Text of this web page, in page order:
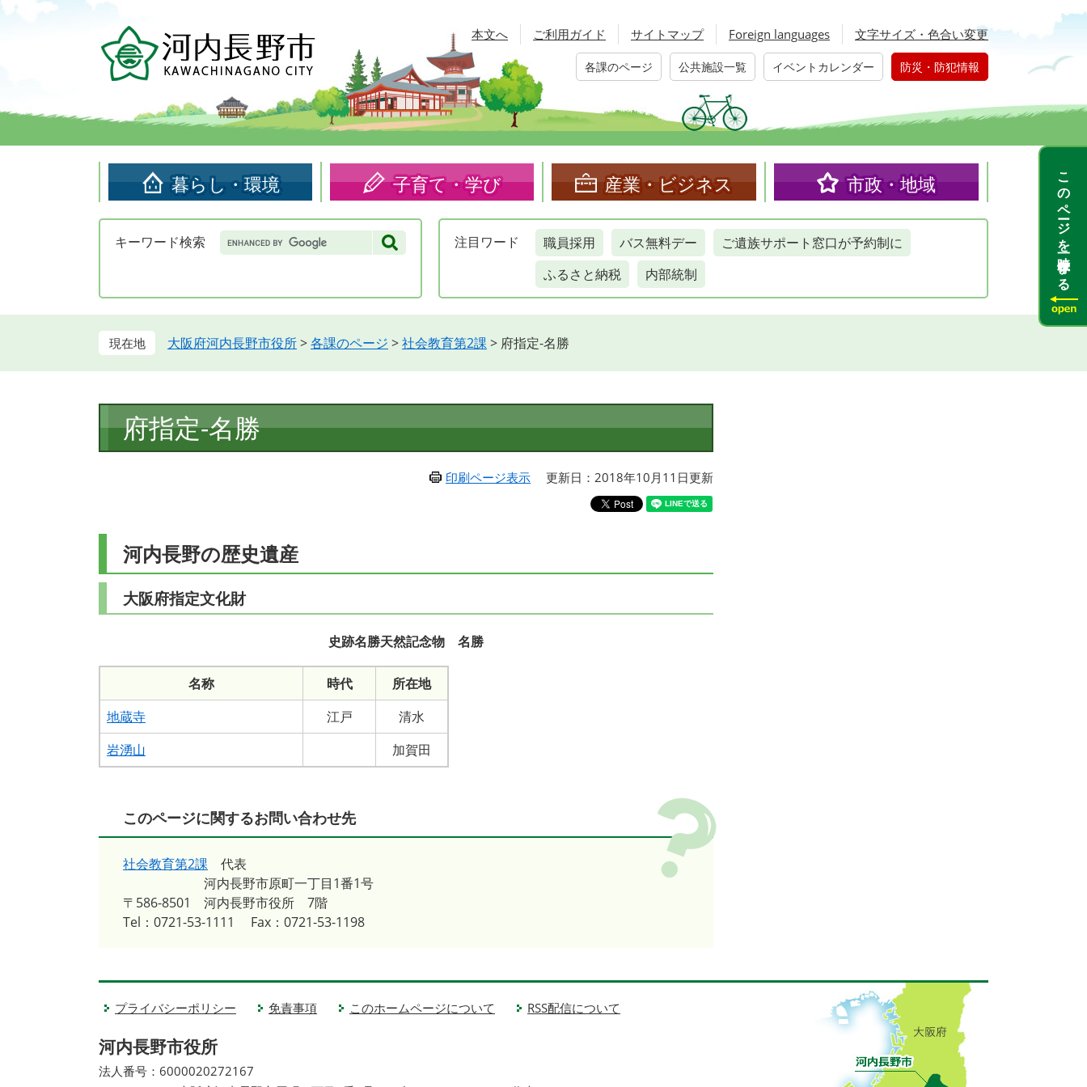
頭
す。
飛
し
本文へ ご利用ガイド サイトマップ Foreign languages 文字サイズ・色合い変更
各課のページ 公共施設一覧 イベントカレンダー 防災・防犯情報
暮らし・環境 子育て・学び 産業・ビジネス 市政・地域
キーワード検索 Google
カ
検
注目 ワード 職員採用 バス無料デー
ご遺族サポート窓口が予約制に
ふるさと納税
内部統制
大阪府河内長野市役所>各課のページ >社会教育第2課 > 府指定-名勝
文
府指定-名勝
印刷ページ表示 更新日：2018年10月11日更新
河内長野の歴史遺産
大阪府指定文化財
史跡名勝天然記念物 名勝
名称 時代
所在地
地蔵寺
江戸
清水
岩湧山
加賀田
このページに関するお問い合わせ先
社会教育第2課 代表
〒586-8501
河内長野市原町一丁目1番1号
河内長野市役所 7階
Tel：0721-53-1111
Fax：0721-53-1198
プライバシーポリシー 免責事項 このホームページについて RSS配信について
河内長野市役所
法人番号：6000020272167
このページを一時保存する